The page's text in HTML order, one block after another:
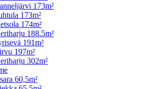
173m²
173m²
174m²
188.5m²
191m²
197m²
302m²
60,5m²